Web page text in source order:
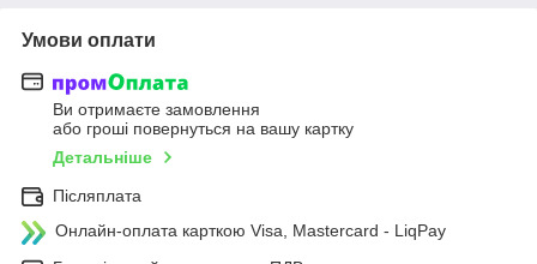
Умови оплати
Ви отримаєте замовлення
або гроші повернуться на вашу картку
Детальніше
Післяплата
Онлайн-оплата карткою Visa, Mastercard - LiqPay